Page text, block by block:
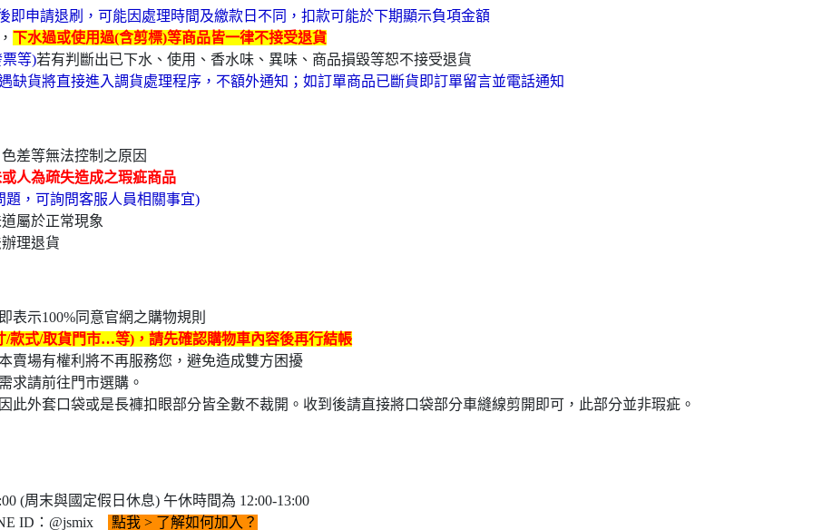
申請退刷，可能因處理時間及繳款日不同，扣款可能於下期顯示負項金額
下水過或使用過(含剪標)等商品皆一律不接受退貨
等)若有判斷出已下水、使用、香水味、異味、商品損毀等恕不接受退貨
缺貨將直接進入調貨處理程序，不額外通知；如訂單商品已斷貨即訂單留言並電話通知
差等無法控制之原因
人為疏失造成之瑕疵商品
，可詢問客服人員相關事宜)
屬於正常現象
理退貨
表示100%同意官網之購物規則
/款式/取貨門市…等)，請先確認購物車內容後再行結帳
賣場有權利將不再服務您，避免造成雙方困擾
求請前往門市選購。
此外套口袋或是長褲扣眼部分皆全數不裁開。收到後請直接將口袋部分車縫線剪開即可，此部分並非瑕疵。
末與國定假日休息) 午休時間為 12:00-13:00
ID：@jsmix
點我 > 了解如何加入？